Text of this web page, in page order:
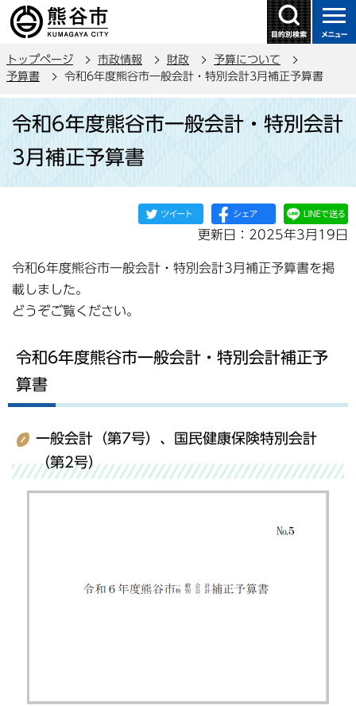
の
ー
す
トップページ 市政情報 財政
予算について
予算書
令和6年度熊谷市一般会計・特別会計3月補正予算書
か
令和6年度熊谷市一般会計・特別会計
3月補正予算書
更新日：2025年3月19日
令和6年度熊谷市一般会計・特別会計3月補正予算書を掲
載しました。
どうぞご覧ください。
令和6年度熊谷市一般会計・特別会計補正予
算書
一般会計（第7号）、国民健康保険特別会計
（第2号）